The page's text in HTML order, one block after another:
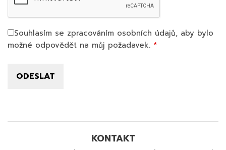
Souhlasím se zpracováním osobních údajů, aby bylo
možné odpovědět na můj požadavek.
KONTAKT